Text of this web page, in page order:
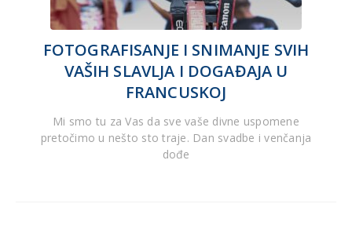
FOTOGRAFISANJE I SNIMANJE SVIH
VAŠIH SLAVLJA I DOGAĐAJA U
FRANCUSKOJ
Mi smo tu za Vas da sve vaše divne uspomene
pretočimo u nešto sto traje. Dan svadbe i venčanja
dođe